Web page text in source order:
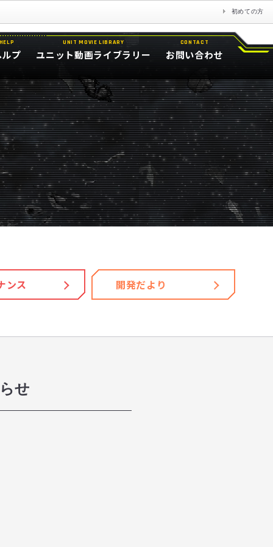
初めての方
HELP
プ
UNIT MOVIE LIBRARY
ユニット動画ライブラリー
CONTACT
お問い合わせ
ンス 開発だより
せ